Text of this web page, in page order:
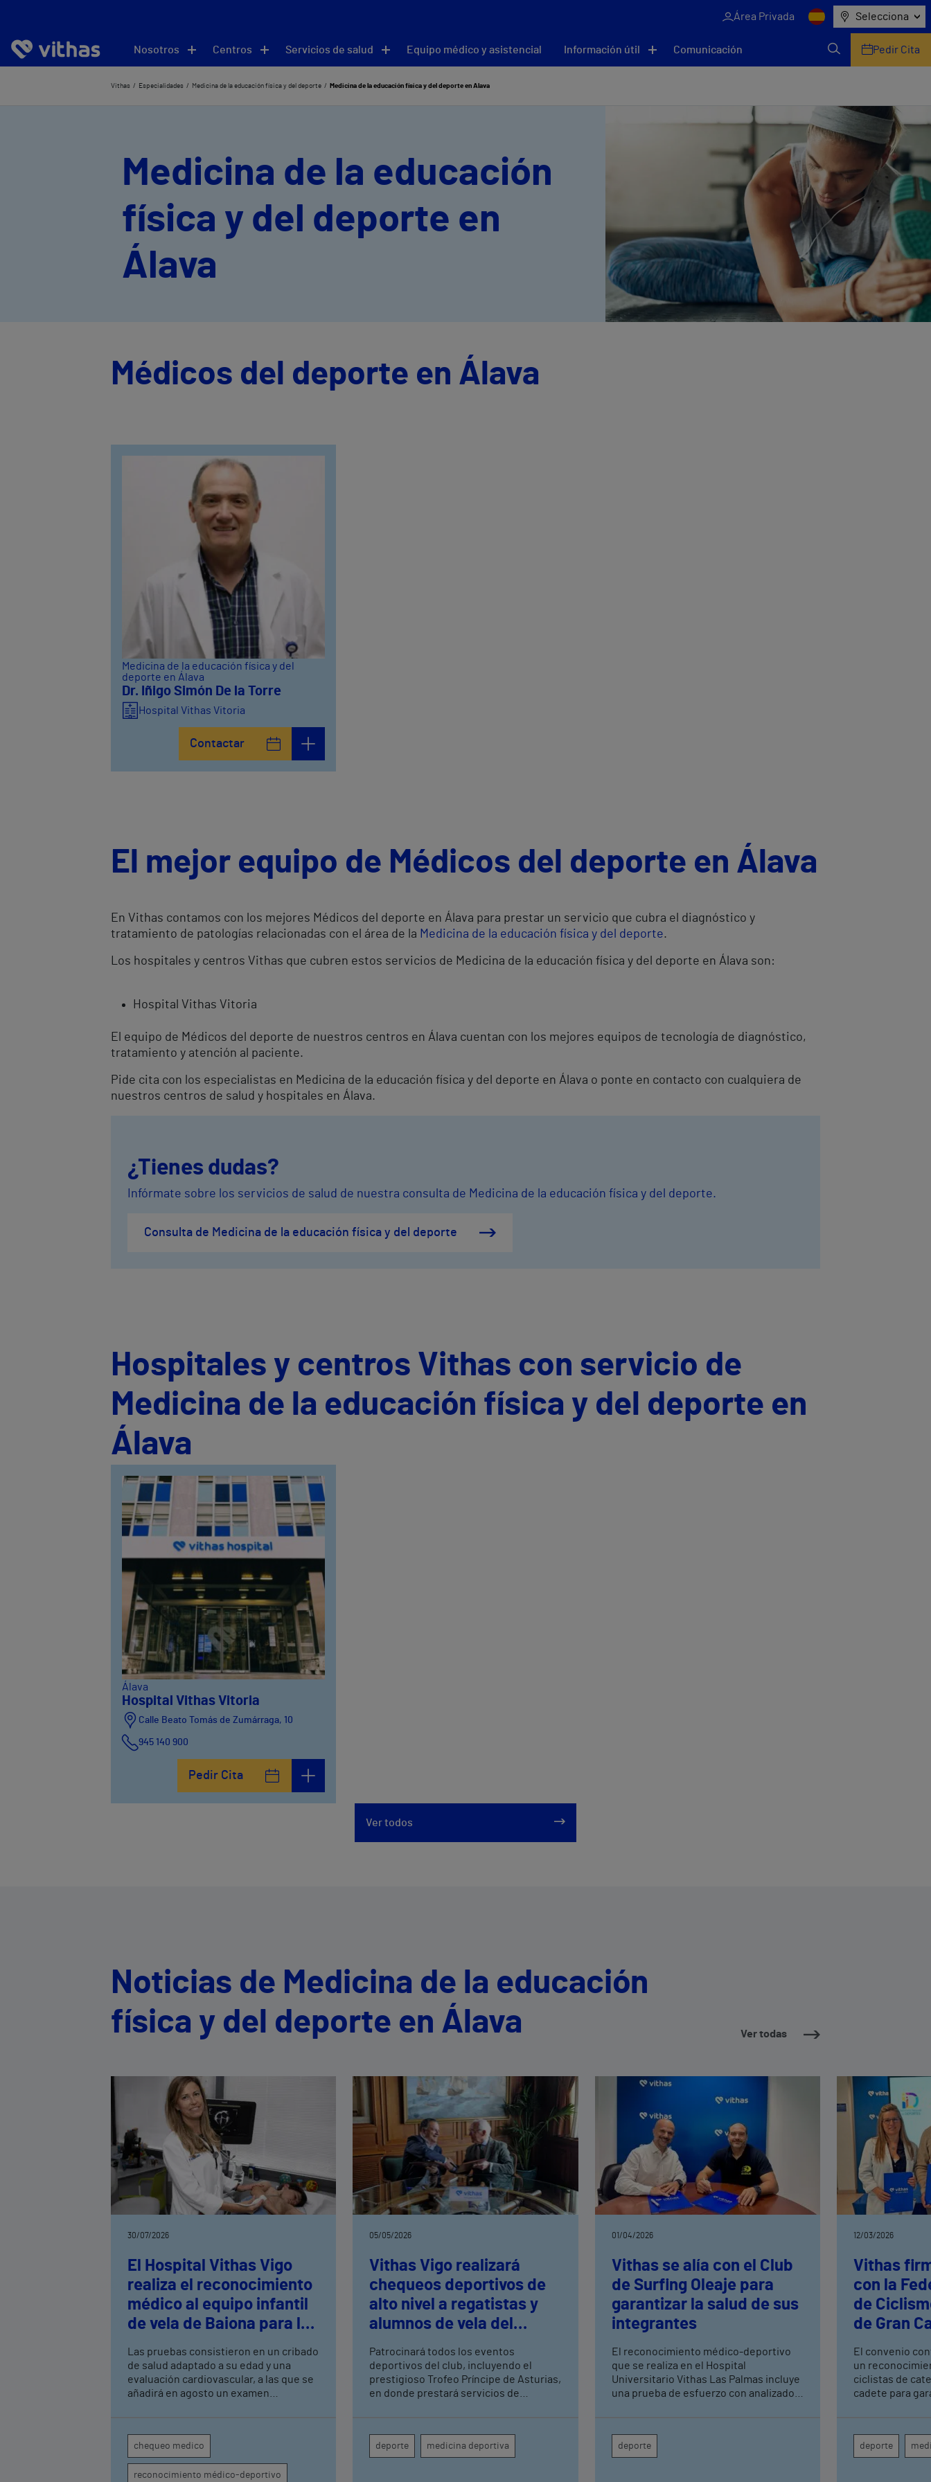
Área Privada Selecciona
Nosotros Centros Servicios de salud Equipo médico y asistencial Información útil Comunicación Pedir Cita
Vithas Especialidades Medicina de la educación física y del deporte Medicina de la educación física y del deporte en Álava
Medicina de la educación
física y del deporte en
Álava
Médicos del deporte en Álava
Medicina de la educación física y del
deporte en Álava
Dr. Iñigo Simón De la Torre
Hospital Vithas Vitoria
Contactar
El mejor equipo de Médicos del deporte en Álava
En Vithas contamos con los mejores Médicos del deporte en Álava para prestar un servicio que cubra el diagnóstico y
tratamiento de patologías relacionadas con el área de la Medicina de la educación física y del deporte.
Los hospitales y centros Vithas que cubren estos servicios de Medicina de la educación física y del deporte en Álava son:
Hospital Vithas Vitoria
El equipo de Médicos del deporte de nuestros centros en Álava cuentan con los mejores equipos de tecnología de diagnóstico,
tratamiento y atención al paciente.
Pide cita con los especialistas en Medicina de la educación física y del deporte en Álava o ponte en contacto con cualquiera de
nuestros centros de salud y hospitales en Álava.
¿Tienes dudas?
Infórmate sobre los servicios de salud de nuestra consulta de Medicina de la educación física y del deporte.
Consulta de Medicina de la educación física y del deporte
Hospitales y centros Vithas con servicio de
Medicina de la educación física y del deporte en
Álava
Álava
Hospital Vithas Vitoria
Calle Beato Tomás de Zumárraga, 10
945 140 900
Pedir Cita
Ver todos
Noticias de Medicina de la educación
física y del deporte en Álava
Ver todas
30/07/2026
El Hospital Vithas Vigo
realiza el reconocimiento
médico al equipo infantil
de vela de Baiona para la
práctica deportiva de alto
rendimiento
Las pruebas consistieron en un cribado
de salud adaptado a su edad y una
evaluación cardiovascular, a las que se
añadirá en agosto un examen
suscrito recientemente con Monte Real
Club de Yates de Baiona
chequeo medico
reconocimiento médico-deportivo
05/05/2026
Vithas Vigo realizará
chequeos deportivos de
alto nivel a regatistas y
alumnos de vela del
Monte Real Club de Yates
de Baiona
Patrocinará todos los eventos
deportivos del club, incluyendo el
prestigioso Trofeo Príncipe de Asturias,
en donde prestará servicios de
musculoesqueléticos y
cardiovasculares para lesiones y
deporte medicina deportiva
01/04/2026
Vithas se alía con el Club
de Surfing Oleaje para
garantizar la salud de sus
integrantes
El reconocimiento médico-deportivo
que se realiza en el Hospital
Universitario Vithas Las Palmas incluye
una prueba de esfuerzo con analizador
deporte
12/03/2026
Vithas
con la
de
de Gran
velar por
jóvenes
El convenio
un
ciclistas de
cadete para
deporte